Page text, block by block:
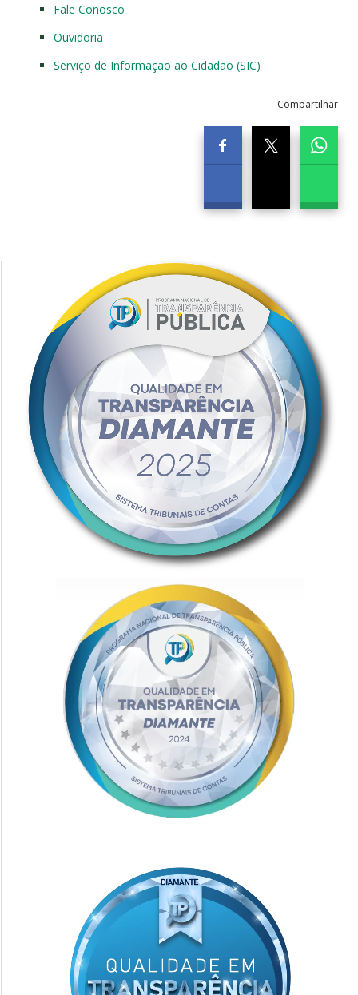
Fale Conosco
Ouvidoria
Serviço de Informação ao Cidadão (SIC)
Compartilhar